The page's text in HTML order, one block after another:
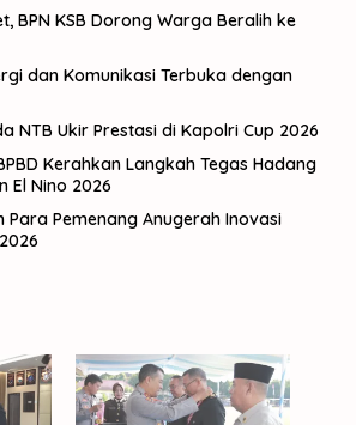
BPN KSB Dorong Warga Beralih ke
dan Komunikasi Terbuka dengan
NTB Ukir Prestasi di Kapolri Cup 2026
Kerahkan Langkah Tegas Hadang
El Nino 2026
Para Pemenang Anugerah Inovasi